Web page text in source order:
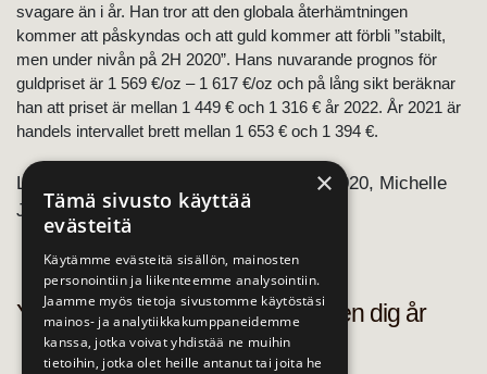
svagare än i år. Han tror att den globala återhämtningen
kommer att påskyndas och att guld kommer att förbli ”stabilt,
men under nivån på 2H 2020”. Hans nuvarande prognos för
guldpriset är 1 569 €/oz – 1 617 €/oz och på lång sikt beräknar
han att priset är mellan 1 449 € och 1 316 € år 2022. År 2021 är
handels intervallet brett mellan 1 653 € och 1 394 €.
Läsa
/ 10.12.2020, Michelle
Jones
Yahoo: Så här påverkar inflationen dig år
×
Tämä sivusto käyttää
evästeitä
Käytämme evästeitä sisällön, mainosten
personointiin ja liikenteemme analysointiin.
Jaamme myös tietoja sivustomme käytöstäsi
mainos- ja analytiikkakumppaneidemme
kanssa, jotka voivat yhdistää ne muihin
tietoihin, jotka olet heille antanut tai joita he